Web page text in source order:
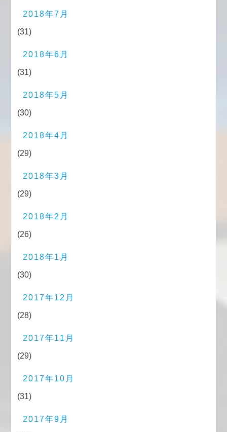
2018年7月
(31)
2018年6月
(31)
2018年5月
(30)
2018年4月
(29)
2018年3月
(29)
2018年2月
(26)
2018年1月
(30)
2017年12月
(28)
2017年11月
(29)
2017年10月
(31)
2017年9月